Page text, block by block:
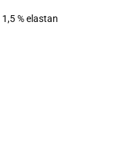
% elastan